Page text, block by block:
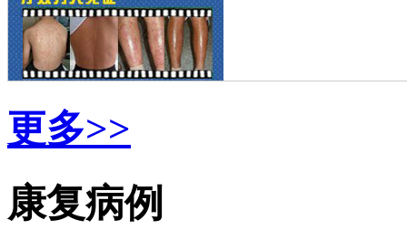
更多>>
康复病例